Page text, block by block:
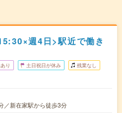
週4日>駅近で働き
り 土日祝日が休み 残業なし
／新在家駅から徒歩3分